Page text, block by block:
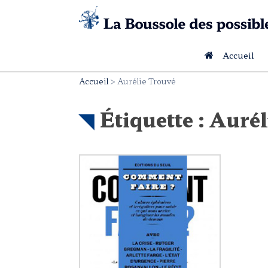
Accueil
Accueil > Aurélie Trouvé
Étiquette :